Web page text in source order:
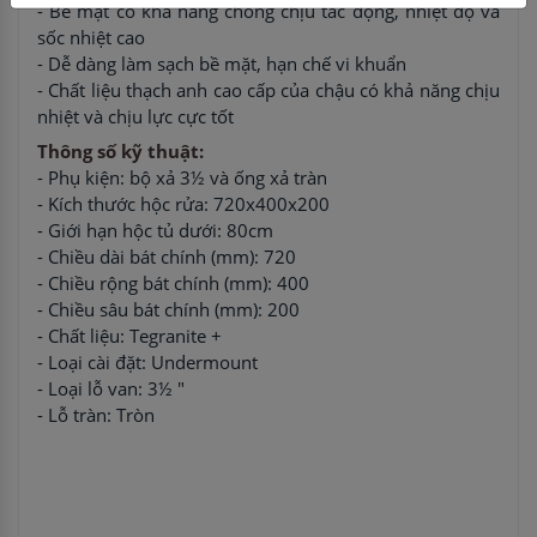
- Bề mặt có khả năng chống chịu tác động, nhiệt độ và
sốc nhiệt cao
- Dễ dàng làm sạch bề mặt, hạn chế vi khuẩn
- Chất liệu thạch anh cao cấp của chậu có khả năng chịu
nhiệt và chịu lực cực tốt
Thông số kỹ thuật:
- Phụ kiện: bộ xả 3½ và ống xả tràn
- Kích thước hộc rửa: 720x400x200
- Giới hạn hộc tủ dưới: 80cm
- Chiều dài bát chính (mm): 720
- Chiều rộng bát chính (mm): 400
- Chiều sâu bát chính (mm): 200
- Chất liệu: Tegranite +
- Loại cài đặt: Undermount
- Loại lỗ van: 3½ "
- Lỗ tràn: Tròn